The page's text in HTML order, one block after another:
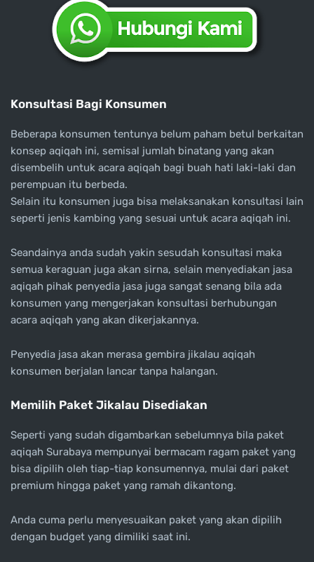
Konsultasi Bagi Konsumen
Beberapa konsumen tentunya belum paham betul berkaitan
konsep aqiqah ini, semisal jumlah binatang yang akan
disembelih untuk acara aqiqah bagi buah hati laki-laki dan
perempuan itu berbeda.
Selain itu konsumen juga bisa melaksanakan konsultasi lain
seperti jenis kambing yang sesuai untuk acara aqiqah ini.
Seandainya anda sudah yakin sesudah konsultasi maka
semua keraguan juga akan sirna, selain menyediakan jasa
aqiqah pihak penyedia jasa juga sangat senang bila ada
konsumen yang mengerjakan konsultasi berhubungan
acara aqiqah yang akan dikerjakannya.
Penyedia jasa akan merasa gembira jikalau aqiqah
konsumen berjalan lancar tanpa halangan.
Memilih Paket Jikalau Disediakan
Seperti yang sudah digambarkan sebelumnya bila paket
aqiqah Surabaya mempunyai bermacam ragam paket yang
bisa dipilih oleh tiap-tiap konsumennya, mulai dari paket
premium hingga paket yang ramah dikantong.
Anda cuma perlu menyesuaikan paket yang akan dipilih
dengan budget yang dimiliki saat ini.